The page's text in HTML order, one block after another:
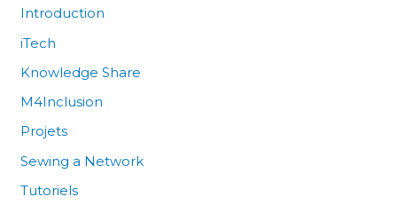
Introduction
iTech
Knowledge Share
M4Inclusion
Projets
Sewing a Network
Tutoriels